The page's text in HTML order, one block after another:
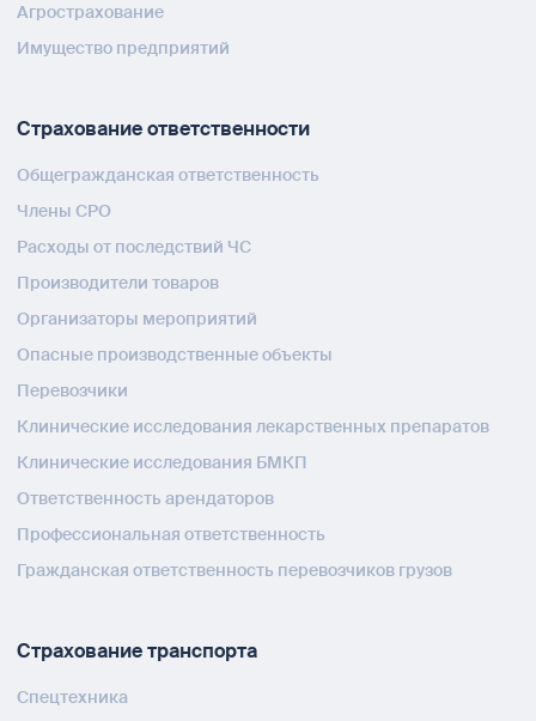
Агрострахование
Имущество предприятий
Страхование ответственности
Общегражданская ответственность
Члены СРО
Расходы от последствий ЧС
Производители товаров
Организаторы мероприятий
Опасные производственные объекты
Перевозчики
Клинические исследования лекарственных препаратов
Клинические исследования БМКП
Ответственность арендаторов
Профессиональная ответственность
Гражданская ответственность перевозчиков грузов
Страхование транспорта
Спецтехника